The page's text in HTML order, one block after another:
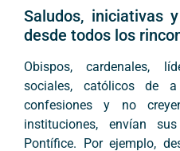
Saludos, iniciativas
desde todos los
Obispos, cardenales,
sociales, católicos de
confesiones y no
instituciones, envían
Pontífice. Por ejemplo,